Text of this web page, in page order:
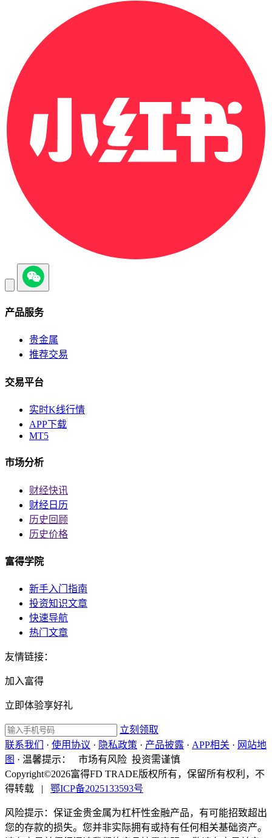
产品服务
贵金属
推荐交易
交易平台
实时K线行情
APP下载
MT5
市场分析
财经快讯
财经日历
历史回顾
历史价格
富得学院
新手入门指南
投资知识文章
快速导航
热门文章
友情链接：
加入富得
立即体验享好礼
立刻领取
联系我们
· 使用协议 · 隐私政策 · 产品披露 · APP相关 · 网站地
图 · 温馨提示：
市场有风险 投资需谨慎
Copyright©2026富得FD TRADE版权所有，保留所有权利，不
得转载
| 鄂ICP备2025133593号
风险提示：保证金贵金属为杠杆性金融产品，有可能招致超出
您的存款的损失。您并非实际拥有或持有任何相关基础资产。